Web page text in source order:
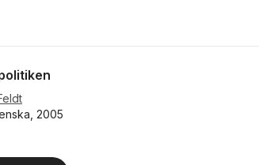
2005
Totalt antal röster: